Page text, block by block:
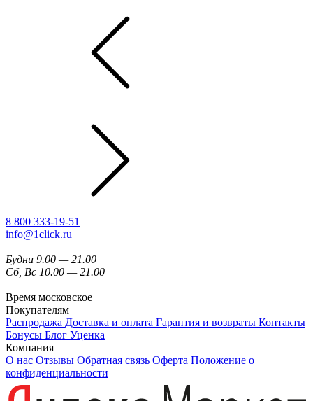
8 800 333-19-51
info@1click.ru
Будни 9.00 — 21.00
Сб, Вс 10.00 — 21.00
Время московское
Покупателям
Распродажа Доставка и оплата Гарантия и возвраты Контакты
Бонусы Блог Уценка
Компания
О нас Отзывы Обратная связь Оферта Положение о
конфиденциальности